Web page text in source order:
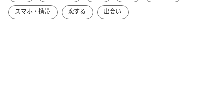
スマホ・携帯
恋する 出会い